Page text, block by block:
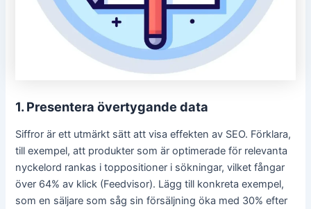
1. Presentera övertygande data
Siffror är ett utmärkt sätt att visa effekten av SEO. Förklara,
till exempel, att produkter som är optimerade för relevanta
nyckelord rankas i toppositioner i sökningar, vilket fångar
över 64% av klick (Feedvisor). Lägg till konkreta exempel,
som en säljare som såg sin försäljning öka med 30% efter